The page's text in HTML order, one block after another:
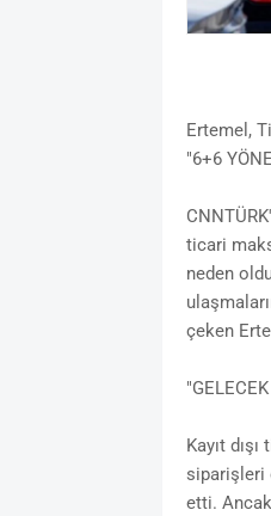
Ertemel,
"6+6
ticari
neden
çeken
Kayıt
siparişleri
etti. Ancak